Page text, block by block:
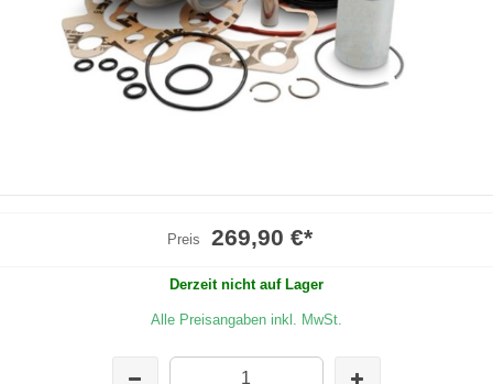
Preis 269,90 €*
Derzeit nicht auf Lager
Alle Preisangaben inkl. MwSt.